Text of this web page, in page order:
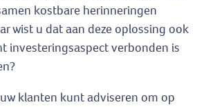
kostbare herinneringen
wist u dat aan deze oplossing ook
investeringsaspect verbonden is
klanten kunt adviseren om op